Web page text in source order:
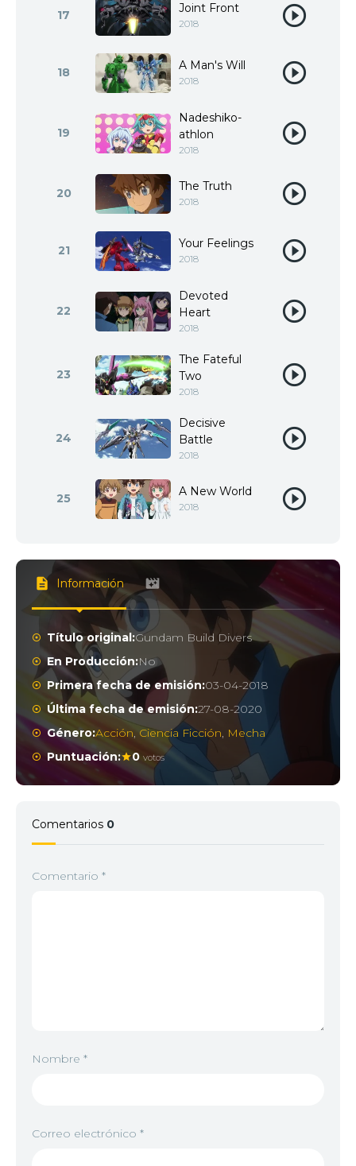
17 Joint Front
2018
18 A Man's Will
2018
19
Nadeshiko-
athlon
2018
20 The Truth
2018
21 Your Feelings
2018
22
Devoted
Heart
2018
23
The Fateful
Two
2018
24
Decisive
Battle
2018
25 A New World
2018
Información
Título original:Gundam Build Divers
En Producción:No
Primera fecha de emisión:03-04-2018
Última fecha de emisión:27-08-2020
Género:Acción, Ciencia Ficción, Mecha
Puntuación:
0 votos
Comentarios 0
Comentario *
Nombre *
Correo electrónico *